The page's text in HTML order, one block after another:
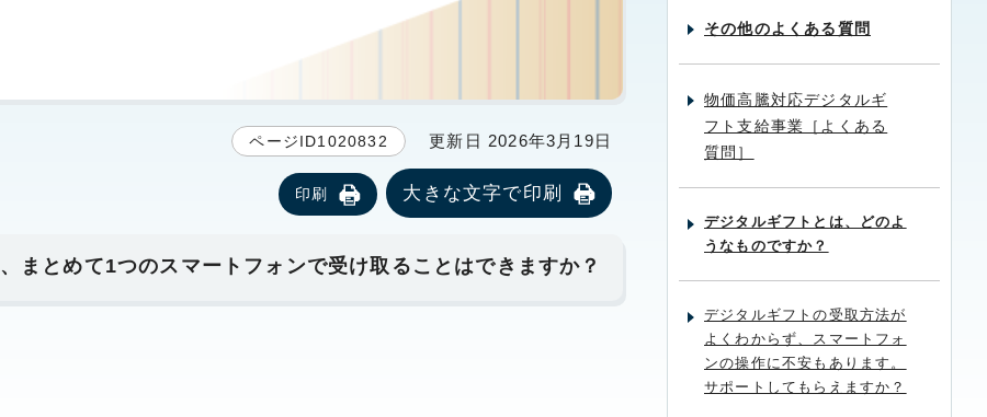
ページID1020832 更新日 2026年3月19日
印刷 大きな文字で印刷
まとめて1つのスマートフォンで受け取ることはできますか？
その他のよくある質問
物価高騰対応デジタルギ
フト支給事業［よくある
質問］
デジタルギフトとは、どのよ
うなものですか？
デジタルギフトの受取方法が
よくわからず、スマートフォ
ンの操作に不安もあります。
サポートしてもらえますか？